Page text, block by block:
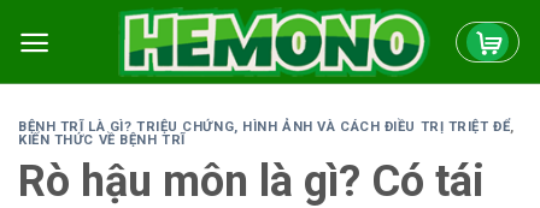
BỆNH TRĨ LÀ GÌ? TRIỆU CHỨNG, HÌNH ẢNH VÀ CÁCH ĐIỀU TRỊ TRIỆT ĐỂ,
KIẾN THỨC VỀ BỆNH TRĨ
Rò hậu môn là gì? Có tái